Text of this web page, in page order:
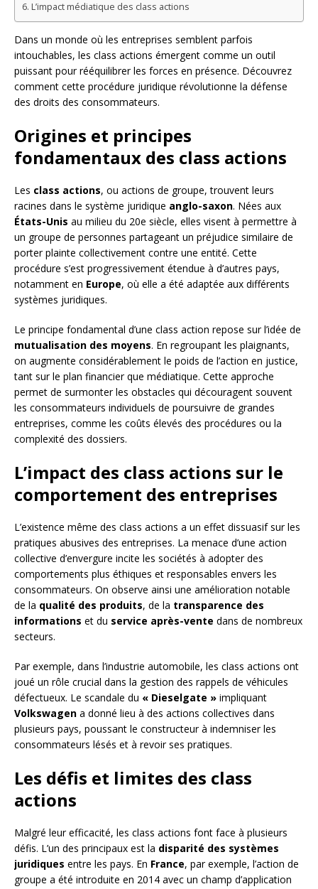
L’impact médiatique des class actions
Dans un monde où les entreprises semblent parfois
intouchables, les class actions émergent comme un outil
puissant pour rééquilibrer les forces en présence. Découvrez
comment cette procédure juridique révolutionne la défense
des droits des consommateurs.
Origines et principes
fondamentaux des class actions
Les class actions, ou actions de groupe, trouvent leurs
racines dans le système juridique anglo-saxon. Nées aux
États-Unis au milieu du 20e siècle, elles visent à permettre à
un groupe de personnes partageant un préjudice similaire de
porter plainte collectivement contre une entité. Cette
procédure s’est progressivement étendue à d’autres pays,
notamment en Europe, où elle a été adaptée aux différents
systèmes juridiques.
Le principe fondamental d’une class action repose sur l’idée de
mutualisation des moyens. En regroupant les plaignants,
on augmente considérablement le poids de l’action en justice,
tant sur le plan financier que médiatique. Cette approche
permet de surmonter les obstacles qui découragent souvent
les consommateurs individuels de poursuivre de grandes
entreprises, comme les coûts élevés des procédures ou la
complexité des dossiers.
L’impact des class actions sur le
comportement des entreprises
L’existence même des class actions a un effet dissuasif sur les
pratiques abusives des entreprises. La menace d’une action
collective d’envergure incite les sociétés à adopter des
comportements plus éthiques et responsables envers les
consommateurs. On observe ainsi une amélioration notable
de la qualité des produits, de la transparence des
informations et du service après-vente dans de nombreux
secteurs.
Par exemple, dans l’industrie automobile, les class actions ont
joué un rôle crucial dans la gestion des rappels de véhicules
défectueux. Le scandale du « Dieselgate » impliquant
Volkswagen a donné lieu à des actions collectives dans
plusieurs pays, poussant le constructeur à indemniser les
consommateurs lésés et à revoir ses pratiques.
Les défis et limites des class
actions
Malgré leur efficacité, les class actions font face à plusieurs
défis. L’un des principaux est la disparité des systèmes
juridiques entre les pays. En France, par exemple, l’action de
groupe a été introduite en 2014 avec un champ d’application